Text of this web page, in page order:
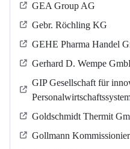
GEA Group AG
Gebr. Röchling KG
GEHE Pharma Handel
Gerhard D. Wempe
GIP Gesellschaft für
Goldschmidt Thermit
Gollmann